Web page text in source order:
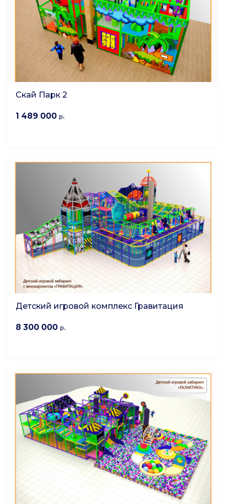
Скай Парк 2
1 489 000 р.
Детский игровой комплекс Гравитация
8 300 000 р.